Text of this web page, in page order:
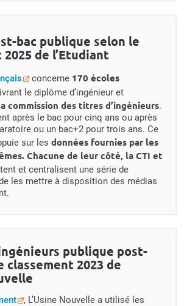
bac publique selon le
de l’Etudiant
concerne 170 écoles
le diplôme d’ingénieur et
commission des titres d’ingénieurs.
après le bac pour cinq ans ou après
ou un bac+2 pour trois ans. Ce
sur les données fournies par les
Chacune de leur côté, la CTI et
et centralisent une série de
les mettre à disposition des médias
publique post-
classement 2023 de
, L’Usine Nouvelle a utilisé les